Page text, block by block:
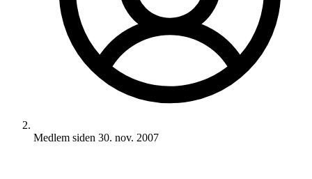
Medlem siden 30. nov. 2007